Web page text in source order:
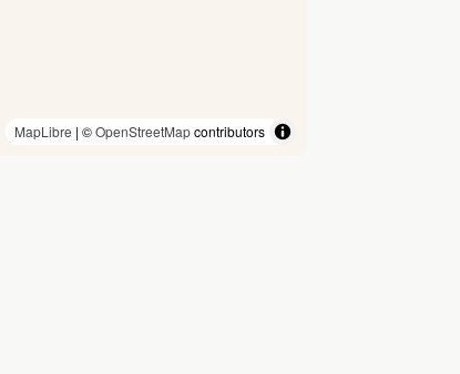
MapLibre | ©OpenStreetMapcontributors